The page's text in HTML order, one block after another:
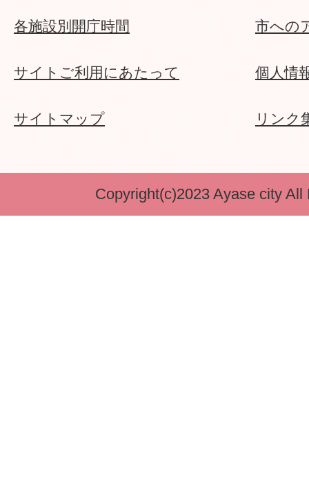
各施設別開庁時間 市への
サイトご利用にあたって 個人情
サイトマップ リンク
Copyright(c)2023 Ayase city